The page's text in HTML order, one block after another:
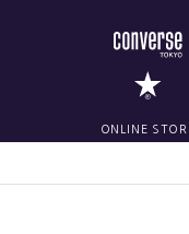
ONLINE